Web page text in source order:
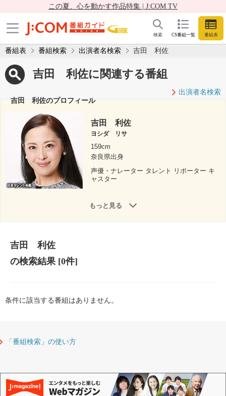
この夏、心を動かす作品特集 | J:COM TV
CS番組一覧 番組表
検索
番組表 番組検索 出演者名検索 吉田 利佐
吉田 利佐に関連する番組
出演者名検索
吉田 利佐のプロフィール
吉田 利佐
ヨシダ リサ
159cm
奈良県出身
声優・ナレーター タレント リポーター キ
ャスター
もっと見る
吉田 利佐
の検索結果[0件]
条件に該当する番組はありません。
「番組検索」の使い方